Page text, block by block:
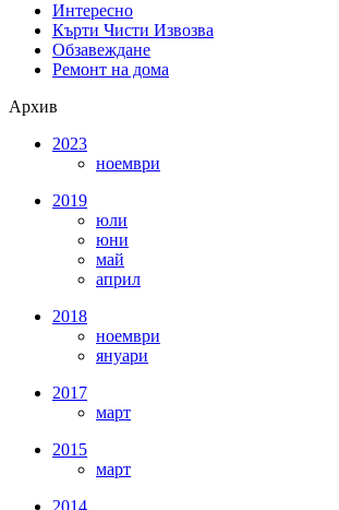
Интересно
Кърти Чисти Извозва
Обзавеждане
Ремонт на дома
Архив
2023
ноември
2019
юли
юни
май
април
2018
ноември
януари
2017
март
2015
март
2014